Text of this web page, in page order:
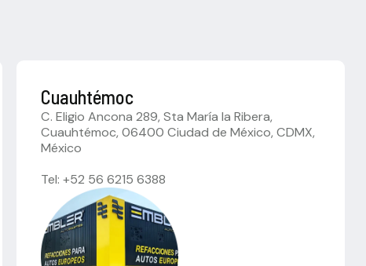
Cuauhtémoc
C. Eligio Ancona 289, Sta María la Ribera,
Cuauhtémoc, 06400 Ciudad de México, CDMX,
México
Tel: +52 56 6215 6388